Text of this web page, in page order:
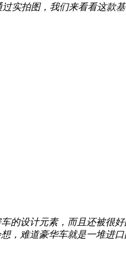
实拍图，我们来看看这款
的设计元素，而且还被很
，难道豪华车就是一堆进